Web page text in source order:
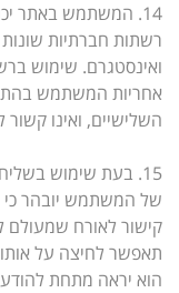
14. המשתמש באתר
רשתות חברתיות שונות
ואינסטגרם. שימוש
אחריות המשתמש
השלישיים, ואינו
של המשתמש יובהר
תאפשר לחיצה על אותו